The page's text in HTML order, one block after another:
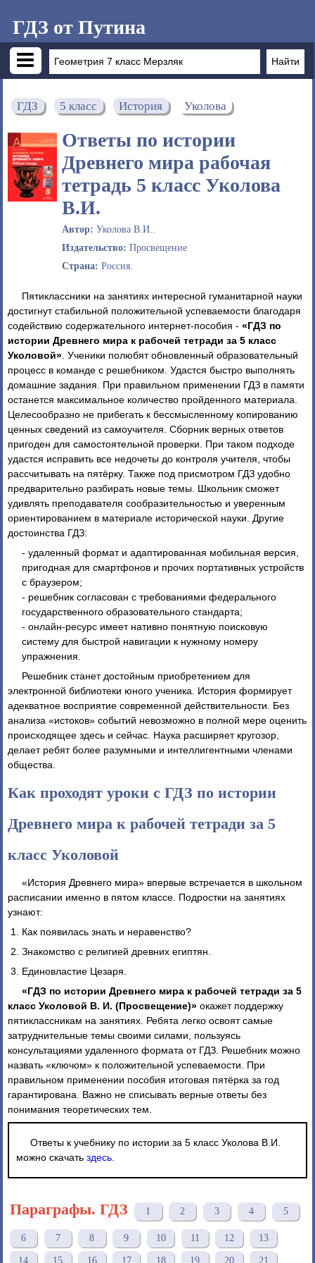
ГДЗ от Путина
ГДЗ 5 класс История Уколова
Ответы по истории
Древнего мира рабочая
тетрадь 5 класс Уколова
В.И.
Автор: Уколова В.И..
Издательство: Просвещение
Страна: Россия.
Пятиклассники на занятиях интересной гуманитарной науки
достигнут стабильной положительной успеваемости благодаря
содействию содержательного интернет-пособия - «ГДЗ по
истории Древнего мира к рабочей тетради за 5 класс
Уколовой» . Ученики полюбят обновленный образовательный
процесс в команде с решебником. Удастся быстро выполнять
домашние задания. При правильном применении ГДЗ в памяти
останется максимальное количество пройденного материала.
Целесообразно не прибегать к бессмысленному копированию
ценных сведений из самоучителя. Сборник верных ответов
пригоден для самостоятельной проверки. При таком подходе
удастся исправить все недочеты до контроля учителя, чтобы
рассчитывать на пятёрку. Также под присмотром ГДЗ удобно
предварительно разбирать новые темы. Школьник сможет
удивлять преподавателя сообразительностью и уверенным
ориентированием в материале исторической науки. Другие
достоинства ГДЗ:
- удаленный формат и адаптированная мобильная версия,
пригодная для смартфонов и прочих портативных устройств
с браузером;
- решебник согласован с требованиями федерального
государственного образовательного стандарта;
- онлайн-ресурс имеет нативно понятную поисковую
систему для быстрой навигации к нужному номеру
упражнения.
Решебник станет достойным приобретением для
электронной библиотеки юного ученика. История формирует
адекватное восприятие современной действительности. Без
анализа «истоков» событий невозможно в полной мере оценить
происходящее здесь и сейчас. Наука расширяет кругозор,
делает ребят более разумными и интеллигентными членами
общества.
Как проходят уроки с ГДЗ по истории
Древнего мира к рабочей тетради за 5
класс Уколовой
«История Древнего мира» впервые встречается в школьном
расписании именно в пятом классе. Подростки на занятиях
узнают:
Как появилась знать и неравенство?
Знакомство с религией древних египтян.
Единовластие Цезаря.
«ГДЗ по истории Древнего мира к рабочей тетради за 5
класс Уколовой В. И. (Просвещение)» окажет поддержку
пятиклассникам на занятиях. Ребята легко освоят самые
затруднительные темы своими силами, пользуясь
консультациями удаленного формата от ГДЗ. Решебник можно
назвать «ключом» к положительной успеваемости. При
правильном применении пособия итоговая пятёрка за год
гарантирована. Важно не списывать верные ответы без
понимания теоретических тем.
Ответы к учебнику по истории за 5 класс Уколова В.И.
можно скачать здесь
Параграфы. ГДЗ 1 2 3 4 5
6 7 8 9 10 11 12 13
14 15 16 17 18 19 20 21